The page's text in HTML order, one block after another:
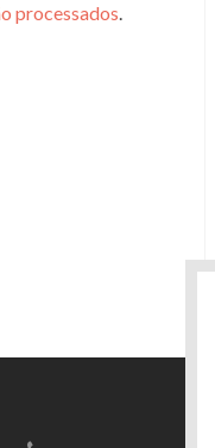
processados.